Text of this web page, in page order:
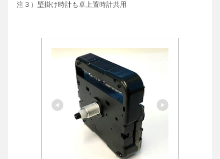
注３）壁掛け時計も卓上置時計共用